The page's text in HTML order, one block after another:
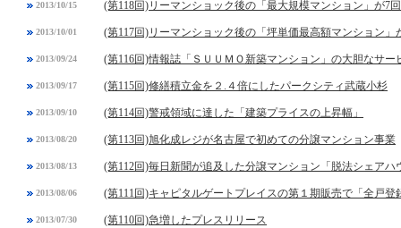
2013/10/15 (第118回)リーマンショック後の「最大規模マンション」が7
2013/10/01 (第117回)リーマンショック後の「坪単価最高額マンション」
2013/09/24 (第116回)情報誌「ＳＵＵＭＯ新築マンション」の大胆なサー
2013/09/17 (第115回)修繕積立金を２.４倍にしたパークシティ武蔵小杉
2013/09/10 (第114回)警戒領域に達した「建築プライスの上昇幅」
2013/08/20 (第113回)旭化成レジが名古屋で初めての分譲マンション事業
2013/08/13 (第112回)毎日新聞が追及した分譲マンション「脱法シェアハ
2013/08/06 (第111回)キャピタルゲートプレイスの第１期販売で「全戸登
2013/07/30 (第110回)急増したプレスリリース